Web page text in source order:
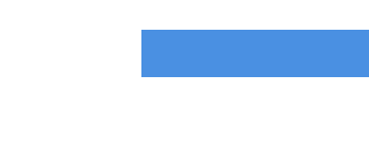
-
Grey